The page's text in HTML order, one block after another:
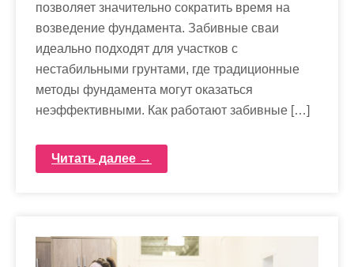
позволяет значительно сократить время на
возведение фундамента. Забивные сваи
идеально подходят для участков с
нестабильными грунтами, где традиционные
методы фундамента могут оказаться
неэффективными. Как работают забивные […]
Читать далее →